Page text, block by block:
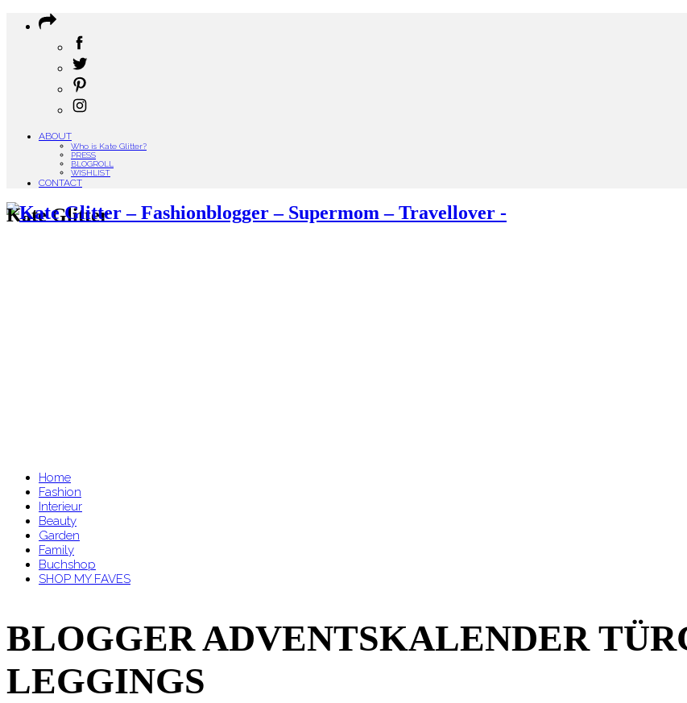
ABOUT
Who is Kate Glitter?
PRESS
BLOGROLL
WISHLIST
CONTACT
Kate Glitter
Home
Fashion
Interieur
Beauty
Garden
Family
Buchshop
SHOP MY FAVES
BLOGGER ADVENTSKALENDER
LEGGINGS